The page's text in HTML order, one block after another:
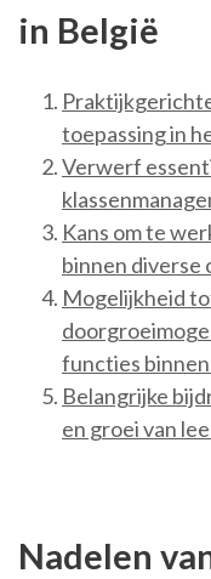
in België
toepassing in
Verwerf
Kans om te
binnen diverse
Mogelijkheid
functies
Belangrijke
en groei van
Nadelen